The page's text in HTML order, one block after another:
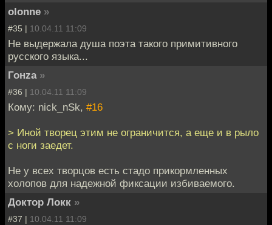
olonne »
#35 | 10.04.11 11:09
Не выдержала душа поэта такого примитивного
русского языка...
Гонzа »
#36 | 10.04.11 11:09
Кому: nick_nSk, #16
> Иной творец этим не ограничится, а еще и в рыло
с ноги заедет.
Не у всех творцов есть стадо прикормленных
холопов для надежной фиксации избиваемого.
Доктор Локк »
#37 | 10.04.11 11:09